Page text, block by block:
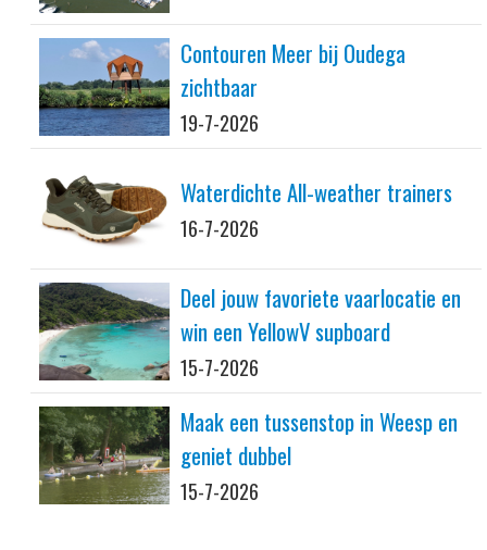
Contouren Meer bij Oudega
zichtbaar
19-7-2026
Waterdichte All-weather trainers
16-7-2026
Deel jouw favoriete vaarlocatie en
win een YellowV supboard
15-7-2026
Maak een tussenstop in Weesp en
geniet dubbel
15-7-2026